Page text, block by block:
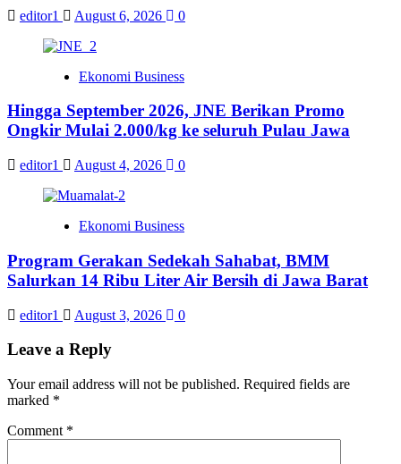
editor1 August 6, 2026 0
Ekonomi Business
Hingga September 2026, JNE Berikan Promo
Ongkir Mulai 2.000/kg ke seluruh Pulau Jawa
editor1 August 4, 2026 0
Ekonomi Business
Program Gerakan Sedekah Sahabat, BMM
Salurkan 14 Ribu Liter Air Bersih di Jawa Barat
editor1 August 3, 2026 0
Leave a Reply
Your email address will not be published. Required fields are
marked *
Comment *